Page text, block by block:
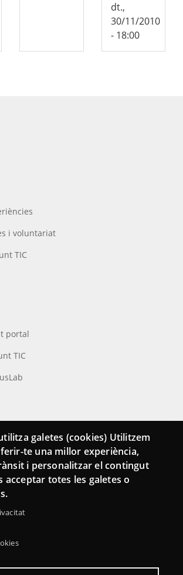
dt.,
30/11/2010
- 18:00
i voluntariat
TIC
portal
TIC
galetes (cookies) Utilitzem
te una millor experiència,
i personalitzar el contingut
acceptar totes les galetes o